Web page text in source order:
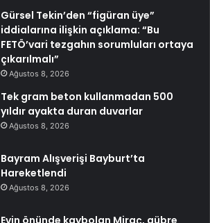
Gürsel Tekin’den “figüran üye”
iddialarına ilişkin açıklama: “Bu
FETÖ’vari tezgahın sorumluları ortaya
çıkarılmalı”
Ağustos 8, 2026
Tek gram beton kullanmadan 500
yıldır ayakta duran duvarlar
Ağustos 8, 2026
Bayram Alışverişi Bayburt’ta
Hareketlendi
Ağustos 8, 2026